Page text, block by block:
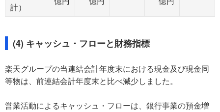
計）
(4) キャッシュ・フローと財務指標
楽天グループの当連結会計年度末における現金及び現金同
等物は、前連結会計年度末と比べ減少しました。
営業活動によるキャッシュ・フローは、銀行事業の預金増